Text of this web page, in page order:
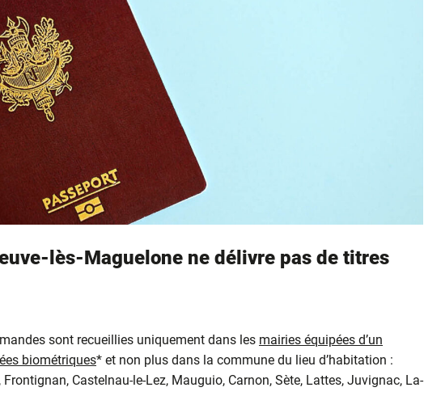
lès-Maguelone ne délivre pas de titres
sont recueillies uniquement dans les mairies équipées d’un
biométriques* et non plus dans la commune du lieu d’habitation :
Castelnau-le-Lez, Mauguio, Carnon, Sète, Lattes, Juvignac, La-